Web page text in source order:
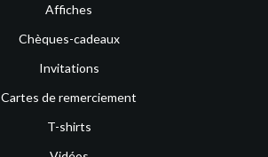
Affiches
Chèques-cadeaux
Invitations
Cartes de remerciement
T-shirts